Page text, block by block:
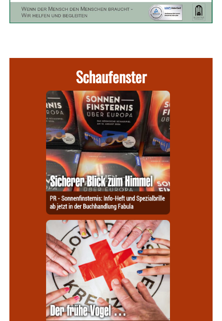
Schaufenster